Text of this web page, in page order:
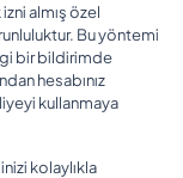
almış özel
Bu yöntemi
bir bildirimde
hesabınız
kullanmaya
kolaylıkla